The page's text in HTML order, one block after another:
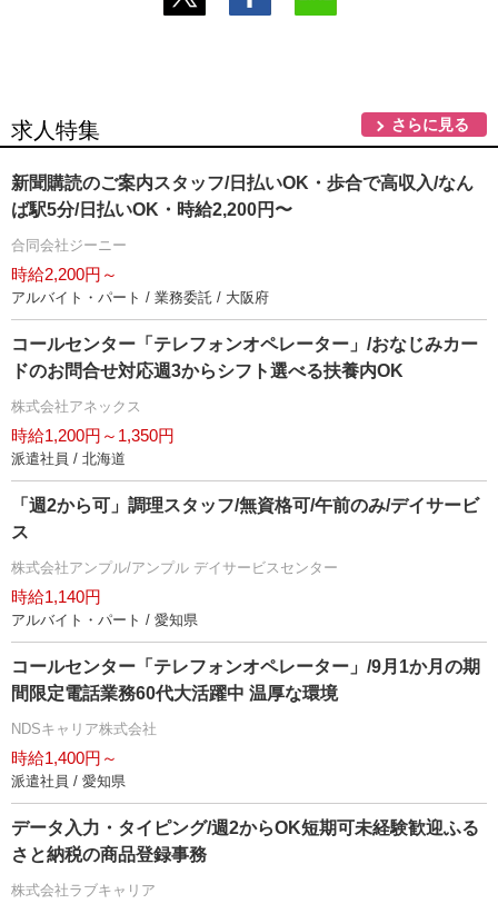
求人特集 さらに見る
新聞購読のご案内スタッフ/日払いOK・歩合で高収入/なん
ば駅5分/日払いOK・時給2,200円〜
合同会社ジーニー
時給2,200円～
アルバイト・パート / 業務委託 / 大阪府
コールセンター「テレフォンオペレーター」/おなじみカー
ドのお問合せ対応週3からシフト選べる扶養内OK
株式会社アネックス
時給1,200円～1,350円
派遣社員 / 北海道
「週2から可」調理スタッフ/無資格可/午前のみ/デイサービ
ス
株式会社アンプル/アンプル デイサービスセンター
時給1,140円
アルバイト・パート / 愛知県
コールセンター「テレフォンオペレーター」/9月1か月の期
間限定電話業務60代大活躍中 温厚な環境
NDSキャリア株式会社
時給1,400円～
派遣社員 / 愛知県
データ入力・タイピング/週2からOK短期可未経験歓迎ふる
さと納税の商品登録事務
株式会社ラブキャリア